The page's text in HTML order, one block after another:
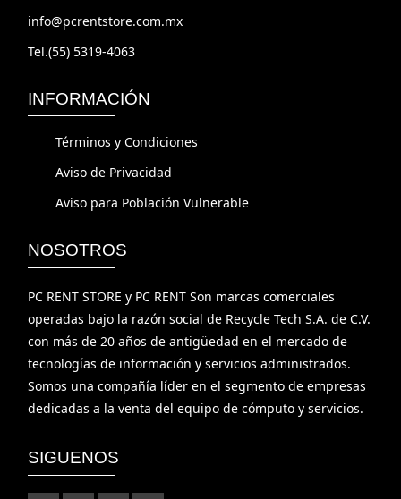
info@pcrentstore.com.mx
Tel.(55) 5319-4063
INFORMACIÓN
Términos y Condiciones
Aviso de Privacidad
Aviso para Población Vulnerable
NOSOTROS
PC RENT STORE y PC RENT Son marcas comerciales
operadas bajo la razón social de Recycle Tech S.A. de C.V.
con más de 20 años de antigüedad en el mercado de
tecnologías de información y servicios administrados.
Somos una compañía líder en el segmento de empresas
dedicadas a la venta del equipo de cómputo y servicios.
SIGUENOS